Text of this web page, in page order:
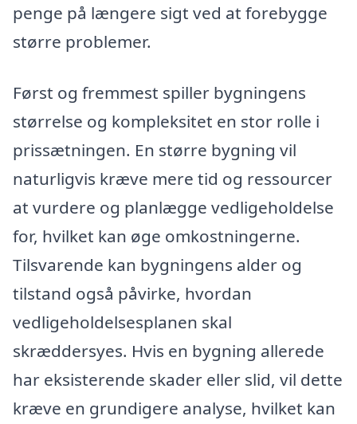
penge på længere sigt ved at forebygge
større problemer.
Først og fremmest spiller bygningens
størrelse og kompleksitet en stor rolle i
prissætningen. En større bygning vil
naturligvis kræve mere tid og ressourcer
at vurdere og planlægge vedligeholdelse
for, hvilket kan øge omkostningerne.
Tilsvarende kan bygningens alder og
tilstand også påvirke, hvordan
vedligeholdelsesplanen skal
skræddersyes. Hvis en bygning allerede
har eksisterende skader eller slid, vil dette
kræve en grundigere analyse, hvilket kan